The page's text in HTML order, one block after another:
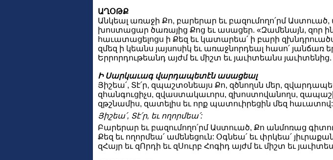
ԱՂՕԹՔ
Անկեալ առաջի Քո, բարերար եւ բազումողո՛րմ Աստուած,
խոստացար ծառայից Քոց եւ ասացեր. «Զամենայն, զոր
հաւատացելոցս ի Քեզ եւ կատարեա՛ ի բարի
զմեզ ի կեանս յայսոսիկ եւ առաջնորդեալ հասո՛
Երրորդութեանդ այժմ եւ միշտ եւ յաւիտեանս
Ի Սարկաւագ վարդապետէն ասացեալ
Յիշեա՛, Տէ՛ր, զպաշտօնեայս Քո, զծնողսն մեր,
զհանգուցիչս, զվաստակաւորս, զխոստովանողս,
զթշնամիս, զատելիս եւ որք պատուիրեցին մեզ հաւատով:
Յիշեա՛, Տէ՛ր, եւ ողորմեա՛:
Բարերար եւ բազումողո՛րմ Աստուած, Քո անմոռաց
Քեզ եւ ողորմեա՛ ամենեցուն: Օգնեա՛ եւ փրկեա՛
զՀայր եւ զՈրդի եւ զՍուրբ Հոգիդ այժմ եւ միշտ եւ